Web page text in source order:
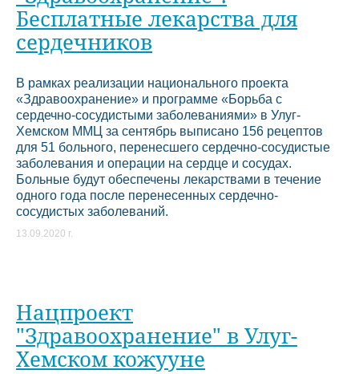
Бесплатные лекарства для
сердечников
В рамках реализации национального проекта
«Здравоохранение» и программе «Борьба с
сердечно-сосудистыми заболеваниями» в Улуг-
Хемском ММЦ за сентябрь выписано 156 рецептов
для 51 больного, перенесшего сердечно-сосудистые
заболевания и операции на сердце и сосудах.
Больные будут обеспечены лекарствами в течение
одного года после перенесенных сердечно-
сосудистых заболеваний.
13.09.2020 г.
Нацпроект
"Здравоохранение" в Улуг-
Хемском кожууне